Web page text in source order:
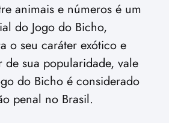
animais e números é um
do Jogo do Bicho,
o seu caráter exótico e
de sua popularidade, vale
do Bicho é considerado
penal no Brasil.